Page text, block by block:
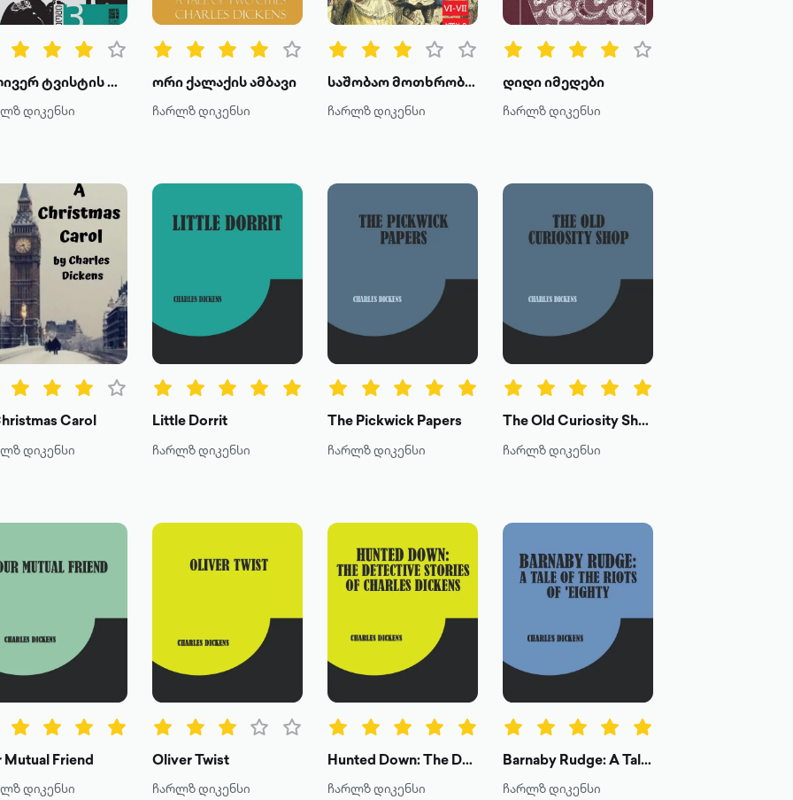
ოლივერ ტვისტის თავგადასავალი
დიკენსი
ორი ქალაქის ამბავი
ჩარლზ დიკენსი
საშობაო მოთხრობები
ჩარლზ დიკენსი
დიდი იმედები
ჩარლზ დიკენსი
Carol
დიკენსი
Little Dorrit
ჩარლზ დიკენსი
The Pickwick Papers
ჩარლზ დიკენსი
The Old Curiosity Shop
ჩარლზ დიკენსი
Mutual Friend
დიკენსი
Oliver Twist
ჩარლზ დიკენსი
Hunted Down: The Detective Stories of Charles Dickens
ჩარლზ დიკენსი
Barnaby Rudge: A Tale of the Riots of 'Eighty
ჩარლზ დიკენსი